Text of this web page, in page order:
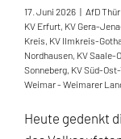
17. Juni 2026 | AfD
KV Erfurt, KV Gera-
Kreis, KV Ilmkreis-
Nordhausen, KV Saale-
Sonneberg, KV Süd-
Weimar - Weimarer
Heute gedenkt